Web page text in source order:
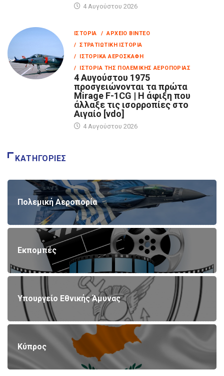
4 Αυγούστου 2026
ΙΣΤΟΡΊΑ
/ ΑΡΧΕΊΟ ΒΊΝΤΕΟ
/ ΣΤΡΑΤΙΩΤΙΚΉ ΙΣΤΟΡΊΑ
/ ΙΣΤΟΡΙΚΆ ΑΕΡΟΣΚΆΦΗ
/ ΙΣΤΟΡΊΑ ΤΗΣ ΠΟΛΕΜΙΚΉΣ ΑΕΡΟΠΟΡΊΑΣ
4 Αυγούστου 1975
προσγειώνονται τα πρώτα
Mirage F-1CG | Η άφιξη που
άλλαξε τις ισορροπίες στο
Αιγαίο [vdo]
4 Αυγούστου 2026
ΚΑΤΗΓΟΡΊΕΣ
Πολεμική Αεροπορία
Εκπομπές
Υπουργείο Εθνικής Άμυνας
Κύπρος